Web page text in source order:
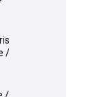
/